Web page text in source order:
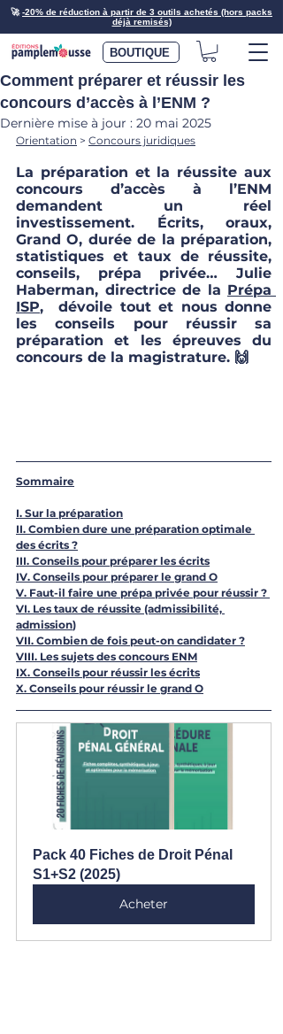
🚀-20% de réduction à partir de 3 outils achetés (hors packs
déjà remisés)
BOUTIQUE
Comment préparer et réussir les
concours d’accès à l’ENM ?
Dernière mise à jour : 20 mai 2025
Orientation > Concours juridiques
La préparation et la réussite aux
concours d’accès à l’ENM
demandent un réel
investissement. Écrits, oraux,
Grand O, durée de la préparation,
statistiques et taux de réussite,
conseils, prépa privée… Julie
Haberman, directrice de la Prépa
ISP,  dévoile tout et nous donne
les conseils pour réussir sa
préparation et les épreuves du
concours de la magistrature. 🙌
Sommaire
I. Sur la préparation
II. Combien dure une préparation optimale
des écrits ?
III. Conseils pour préparer les écrits
IV. Conseils pour préparer le grand O
V. Faut-il faire une prépa privée pour réussir ?
VI. Les taux de réussite (admissibilité,
admission)
VII. Combien de fois peut-on candidater ?
VIII. Les sujets des concours ENM
IX. Conseils pour réussir les écrits
X. Conseils pour réussir le grand O
Pack 40 Fiches de Droit Pénal
S1+S2 (2025)
Acheter